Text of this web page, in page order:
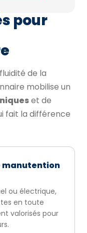
pour
de la
mobilise un
et de
fait la différence
manutention
ou électrique,
en toute
valorisés pour